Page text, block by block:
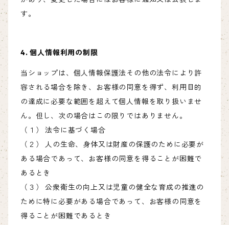
す。
4. 個人情報利用の制限
当ショップは、個人情報保護法その他の法令により許
容される場合を除き、お客様の同意を得ず、利用目的
の達成に必要な範囲を超えて個人情報を取り扱いませ
ん。但し、次の場合はこの限りではありません。
（１） 法令に基づく場合
（２） 人の生命、身体又は財産の保護のために必要が
ある場合であって、お客様の同意を得ることが困難で
あるとき
（３） 公衆衛生の向上又は児童の健全な育成の推進の
ために特に必要がある場合であって、お客様の同意を
得ることが困難であるとき